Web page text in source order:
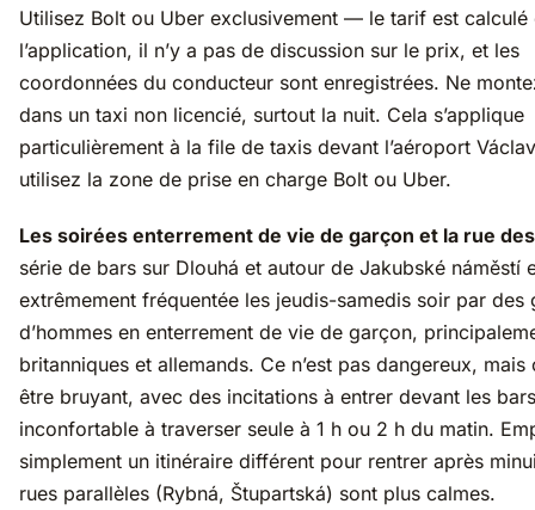
Utilisez Bolt ou Uber exclusivement — le tarif est calculé
l’application, il n’y a pas de discussion sur le prix, et les
coordonnées du conducteur sont enregistrées. Ne
dans un taxi non licencié, surtout la nuit. Cela s’applique
particulièrement à la file de taxis devant l’aéroport
utilisez la zone de prise en charge Bolt ou Uber.
Les soirées enterrement de vie de garçon et la rue
série de bars sur Dlouhá et autour de Jakubské náměstí
extrêmement fréquentée les jeudis-samedis soir par des
d’hommes en enterrement de vie de garçon,
britanniques et allemands. Ce n’est pas dangereux, mais
être bruyant, avec des incitations à entrer devant les
inconfortable à traverser seule à 1 h ou 2 h du matin.
simplement un itinéraire différent pour rentrer après
rues parallèles (Rybná, Štupartská) sont plus calmes.